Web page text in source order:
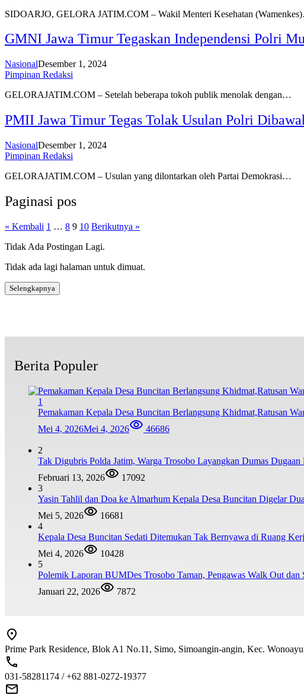
SIDOARJO, GELORA JATIM.COM – Wakil Menteri Kesehatan
GMNI Jawa Timur Tegaskan Independensi Polri
NasionalDesember 1, 2024
Pimpinan Redaksi
GELORAJATIM.COM – Setelah beberapa tokoh publik menolak dengan…
PMII Jawa Timur Tegas Tolak Usulan Polri
NasionalDesember 1, 2024
Pimpinan Redaksi
GELORAJATIM.COM – Usulan yang dilontarkan oleh Partai Demokrasi…
Paginasi pos
« Kembali 1 … 8 9 10 Berikutnya »
Tidak Ada Postingan Lagi.
Tidak ada lagi halaman untuk dimuat.
Selengkapnya
Berita Populer
1
Pemakaman Kepala Desa Buncitan Berlangsung Khidmat,Ratusan
Mei 4, 2026Mei 4, 2026 46686
2
Tak Digubris Polda Jatim, Warga Trosobo Layangkan Dumas
Februari 13, 2026
17092
3
Yasin Tahlil dan Doa ke Almarhum Kepala Desa Buncitan Digelar
Mei 5, 2026
16681
4
Kepala Desa Buncitan Sedati Ditemukan Tak Bernyawa di Ruang
Mei 4, 2026
10428
5
Polemik Laporan BUMDes Trosobo Taman, Pengawas Walk Out dan
Januari 22, 2026
7872
Prime Park Residence, Blok A1 No.11, Simo, Simoangin-angin, Kec.
031-58281174 / +62 881-0272-19377